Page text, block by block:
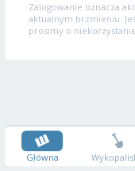
Zalogowanie oznacza
aktualnym brzmieniu.
prosimy o
Główna